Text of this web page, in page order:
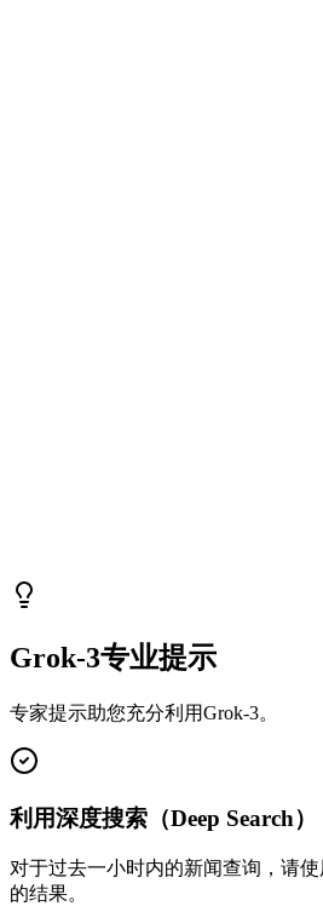
Grok-3专业提示
专家提示助您充分利用Grok-3。
利用深度搜索（Deep Search）
对于过去一小时内的新闻查询，请
的结果。